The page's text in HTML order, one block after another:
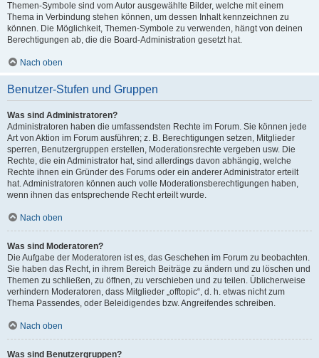
Themen-Symbole sind vom Autor ausgewählte Bilder, welche mit einem
Thema in Verbindung stehen können, um dessen Inhalt kennzeichnen zu
können. Die Möglichkeit, Themen-Symbole zu verwenden, hängt von deinen
Berechtigungen ab, die die Board-Administration gesetzt hat.
Nach oben
Benutzer-Stufen und Gruppen
Was sind Administratoren?
Administratoren haben die umfassendsten Rechte im Forum. Sie können jede
Art von Aktion im Forum ausführen; z. B. Berechtigungen setzen, Mitglieder
sperren, Benutzergruppen erstellen, Moderationsrechte vergeben usw. Die
Rechte, die ein Administrator hat, sind allerdings davon abhängig, welche
Rechte ihnen ein Gründer des Forums oder ein anderer Administrator erteilt
hat. Administratoren können auch volle Moderationsberechtigungen haben,
wenn ihnen das entsprechende Recht erteilt wurde.
Nach oben
Was sind Moderatoren?
Die Aufgabe der Moderatoren ist es, das Geschehen im Forum zu beobachten.
Sie haben das Recht, in ihrem Bereich Beiträge zu ändern und zu löschen und
Themen zu schließen, zu öffnen, zu verschieben und zu teilen. Üblicherweise
verhindern Moderatoren, dass Mitglieder „offtopic“, d. h. etwas nicht zum
Thema Passendes, oder Beleidigendes bzw. Angreifendes schreiben.
Nach oben
Was sind Benutzergruppen?